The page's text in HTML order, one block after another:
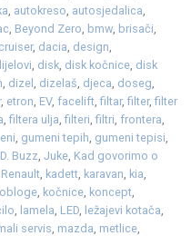
, autokreso, autosjedalica,
, Beyond Zero, bmw, brisači,
cruiser, dacia, design,
, disk, disk kočnice, disk
, dizel , dizelaš, djeca, doseg,
, etron, EV, facelift,filtar,filter,filter
,filtera ulja,filteri,filtri, frontera,
, gumeni tepih, gumeni tepisi,
Buzz, Juke, Kad govorimo o
, kadett, karavan, kia,
, kočnice, koncept,
, lamela, LED, ležajevi kotača,
servis, mazda, metlice,